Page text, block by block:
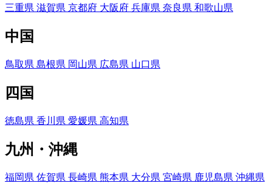
三重県 滋賀県 京都府 大阪府 兵庫県 奈良県 和歌山県
中国
鳥取県 島根県 岡山県 広島県 山口県
四国
徳島県 香川県 愛媛県 高知県
九州・沖縄
福岡県 佐賀県 長崎県 熊本県 大分県 宮崎県 鹿児島県 沖縄県